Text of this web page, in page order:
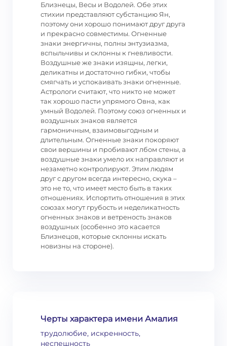
Близнецы, Весы и Водолей. Обе этих
стихии представляют субстанцию Ян,
поэтому они хорошо понимают друг друга
и прекрасно совместимы. Огненные
знаки энергичны, полны энтузиазма,
вспыльчивы и склонны к гневливости.
Воздушные же знаки изящны, легки,
деликатны и достаточно гибки, чтобы
смягчать и успокаивать знаки огненные.
Астрологи считают, что никто не может
так хорошо пасти упрямого Овна, как
умный Водолей. Поэтому союз огненных и
воздушных знаков является
гармоничным, взаимовыгодным и
длительным. Огненные знаки покоряют
свои вершины и пробивают лбом стены, а
воздушные знаки умело их направляют и
незаметно контролируют. Этим людям
друг с другом всегда интересно, скука –
это не то, что имеет место быть в таких
отношениях. Испортить отношения в этих
союзах могут грубость и неделикатность
огненных знаков и ветреность знаков
воздушных (особенно это касается
Близнецов, которые склонны искать
новизны на стороне).
Черты характера имени Амалия
трудолюбие, искренность,
неспешность